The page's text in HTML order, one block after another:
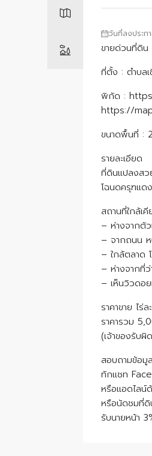
วันที่ลงประก
ขายด่วนที่ดิน
ที่ตั้ง : ตำบลเ
พิกัด :
https://
ขนาดพื้นที่ :
รายละเอียด
ที่ดินแปลงสว
โฉนดครุฑแด
สถานที่ใกล้เคี
– ห่างจากตัว
– จากถนน ห
– ใกล้ตลาด
– ห่างจากที่ว่
– เห็นวิวดอ
ราคาขาย ไร่
ราคารวม
(เจ้าของรับผิ
สอบถามข้อมู
ทักแชท
หรือแอดไลน์
หรือนัดชมที่
รับนายหน้า